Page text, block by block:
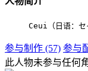
Ceui（日语：セ
参与制作 (57) 参与
此人物未参与任何